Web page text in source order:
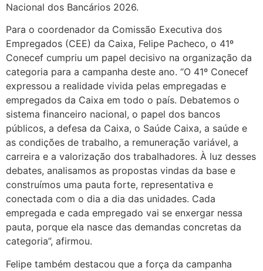
Nacional dos Bancários 2026.
Para o coordenador da Comissão Executiva dos
Empregados (CEE) da Caixa, Felipe Pacheco, o 41º
Conecef cumpriu um papel decisivo na organização da
categoria para a campanha deste ano. “O 41º Conecef
expressou a realidade vivida pelas empregadas e
empregados da Caixa em todo o país. Debatemos o
sistema financeiro nacional, o papel dos bancos
públicos, a defesa da Caixa, o Saúde Caixa, a saúde e
as condições de trabalho, a remuneração variável, a
carreira e a valorização dos trabalhadores. À luz desses
debates, analisamos as propostas vindas da base e
construímos uma pauta forte, representativa e
conectada com o dia a dia das unidades. Cada
empregada e cada empregado vai se enxergar nessa
pauta, porque ela nasce das demandas concretas da
categoria”, afirmou.
Felipe também destacou que a força da campanha